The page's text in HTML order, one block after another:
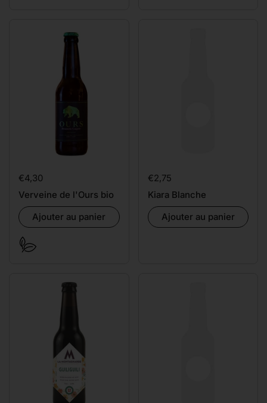
Prix:
€4,30
Verveine de l'Ours bio
Ajouter au panier
Prix:
€2,75
Kiara Blanche
Ajouter au panier